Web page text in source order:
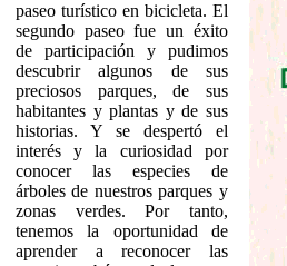
paseo turístico en bicicleta. El
segundo paseo fue un éxito
de participación y pudimos
descubrir algunos de sus
preciosos parques, de sus
habitantes y plantas y de sus
historias. Y se despertó el
interés y la curiosidad por
conocer las especies de
árboles de nuestros parques y
zonas verdes. Por tanto,
tenemos la oportunidad de
aprender a reconocer las